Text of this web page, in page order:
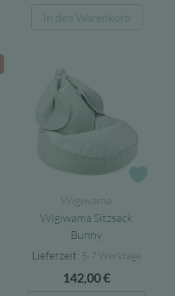
war:
587,00 €
ist:
487,20
In den Warenkorb
Wigiwama
Wigiwama Sitzsack
Bunny
Lieferzeit: 5-7 Werktage
142,00€